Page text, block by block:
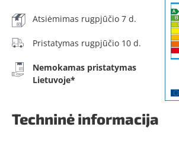
Atsiėmimas rugpjūčio 7 d.
Pristatymas rugpjūčio 10 d.
Nemokamas pristatymas
Lietuvoje*
Techninė informacija